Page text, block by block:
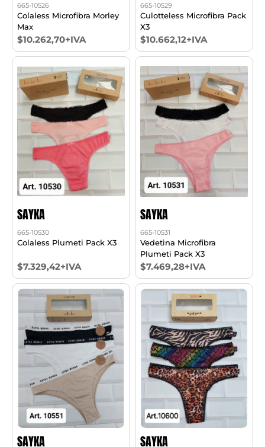
665-10526
Colaless Microfibra Morley
Max
$10.262,70+IVA
665-10529
Culotteless Microfibra Pack
X3
$10.662,12+IVA
SAYKA
665-10530
Colaless Plumeti Pack X3
$7.329,42+IVA
SAYKA
665-10531
Vedetina Microfibra
Plumeti Pack X3
$7.469,28+IVA
SAYKA SAYKA